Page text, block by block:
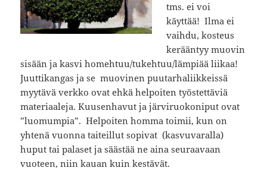
tms. ei voi
käyttää! Ilma ei
vaihdu, kosteus
kerääntyy muovin
sisään ja kasvi homehtuu/tukehtuu/lämpiää liikaa!
Juuttikangas ja se muovinen puutarhaliikkeissä
myytävä verkko ovat ehkä helpoiten työstettäviä
materiaaleja. Kuusenhavut ja järviruokoniput ovat
”luomumpia”. Helpoiten homma toimii, kun on
yhtenä vuonna taiteillut sopivat (kasvuvaralla)
huput tai palaset ja säästää ne aina seuraavaan
vuoteen, niin kauan kuin kestävät.